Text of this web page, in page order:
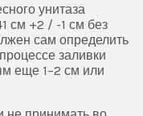
унитаза
см +2 / -1 см без
сам определить
заливки
еще 1–2 см или